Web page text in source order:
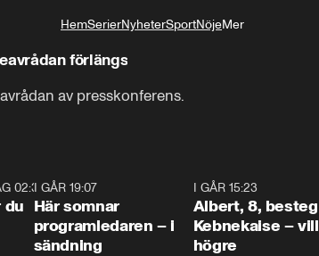
HemSerierNyheterSportNöjeMer
förlängs
av presskonferens.
1:06
02:30
du
I GÅR 19:07
Här somnar
programledaren – i
sändning
I GÅR 15:23
Albert, 8, besteg
Kebnekaise – vill
högre